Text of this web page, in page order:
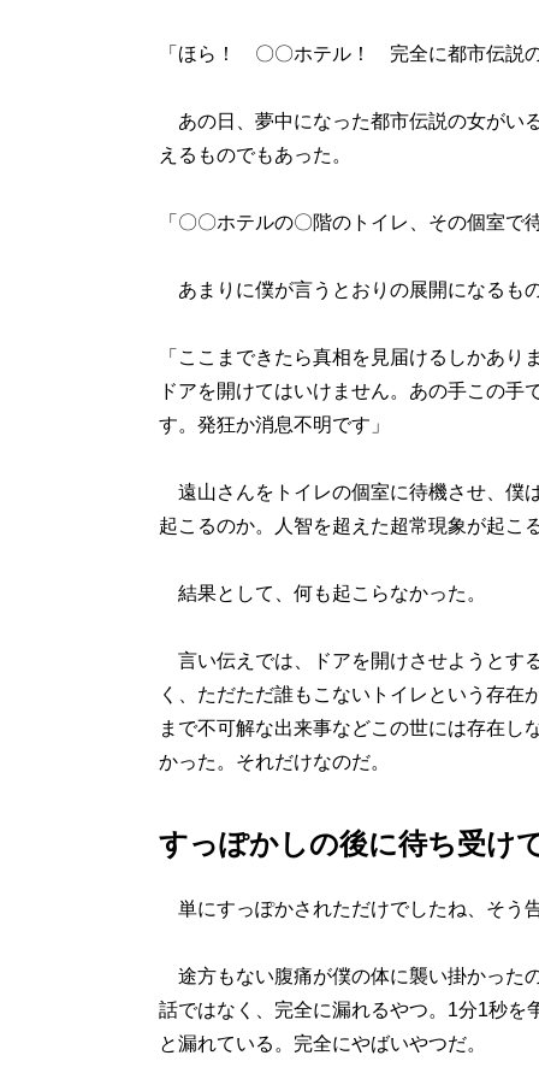
「ほら！ 〇〇ホテル！ 完全に都市伝説
あの日、夢中になった都市伝説の女がい
えるものでもあった。
「〇〇ホテルの〇階のトイレ、その個室
あまりに僕が言うとおりの展開になるも
「ここまできたら真相を見届けるしかあ
ドアを開けてはいけません。あの手この
す。発狂か消息不明です」
遠山さんをトイレの個室に待機させ、僕
起こるのか。人智を超えた超常現象が起こ
結果として、何も起こらなかった。
言い伝えでは、ドアを開けさせようとす
く、ただただ誰もこないトイレという存
まで不可解な出来事などこの世には存在し
かった。それだけなのだ。
すっぽかしの後に待ち受け
単にすっぽかされただけでしたね、そう
途方もない腹痛が僕の体に襲い掛かった
話ではなく、完全に漏れるやつ。1分1秒を
と漏れている。完全にやばいやつだ。